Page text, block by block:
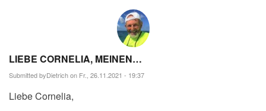
LIEBE CORNELIA, MEINEN…
Submitted byDietrichon Fr., 26.11.2021 - 19:37
Liebe Cornelia,